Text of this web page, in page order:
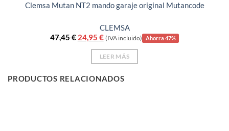
Clemsa Mutan NT2 mando garaje original Mutancode
CLEMSA
47,45€ El
precio
original
47,45 €.
24,95 €El
precio
actual
es:
24,95 €.
(IVA incluido) Ahorra 47%
LEER MÁS
PRODUCTOS RELACIONADOS